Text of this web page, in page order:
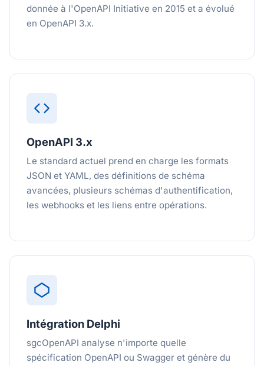
donnée à l'OpenAPI Initiative en 2015 et a évolué
en OpenAPI 3.x.
OpenAPI 3.x
Le standard actuel prend en charge les formats
JSON et YAML, des définitions de schéma
avancées, plusieurs schémas d'authentification,
les webhooks et les liens entre opérations.
Intégration Delphi
sgcOpenAPI analyse n'importe quelle
spécification OpenAPI ou Swagger et génère du